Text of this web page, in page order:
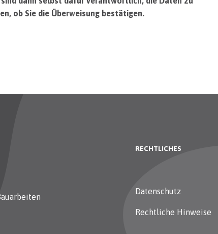
ob Sie die Überweisung bestätigen.
RECHTLICHES
Datenschutz
Rechtliche Hinweise